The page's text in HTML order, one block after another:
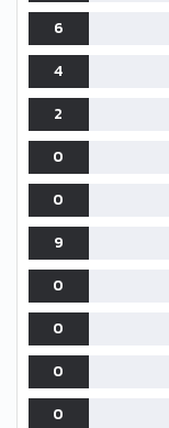
6
4
2
0
0
9
0
0
0
0